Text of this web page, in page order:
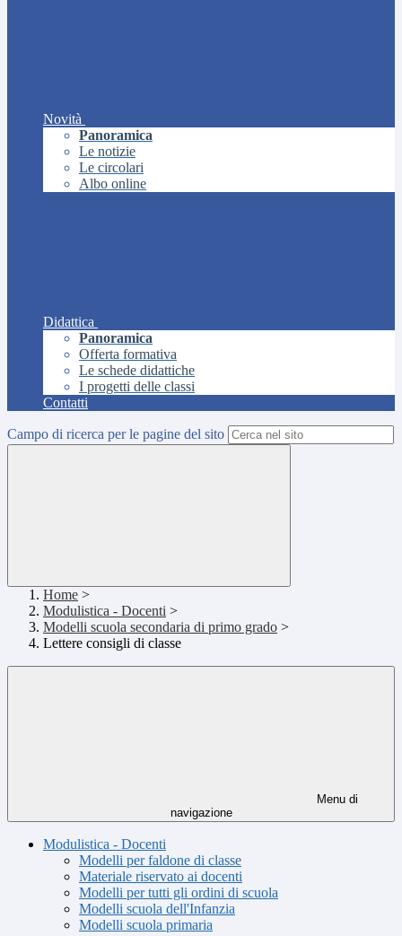
Novità
Panoramica
Le notizie
Le circolari
Albo online
Didattica
Panoramica
Offerta formativa
Le schede didattiche
I progetti delle classi
Contatti
Campo di ricerca per le pagine del sito
Home >
Modulistica - Docenti >
Modelli scuola secondaria di primo grado >
Lettere consigli di classe
Menu di
navigazione
Modulistica - Docenti
Modelli per faldone di classe
Materiale riservato ai docenti
Modelli per tutti gli ordini di scuola
Modelli scuola dell'Infanzia
Modelli scuola primaria